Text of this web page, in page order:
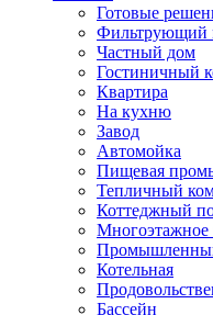
Готовые
Фильтрующий
Частный дом
Гостиничный
Квартира
На кухню
Завод
Автомойка
Пищевая
Тепличный
Коттеджный
Многоэтажное
Котельная
Бассейн